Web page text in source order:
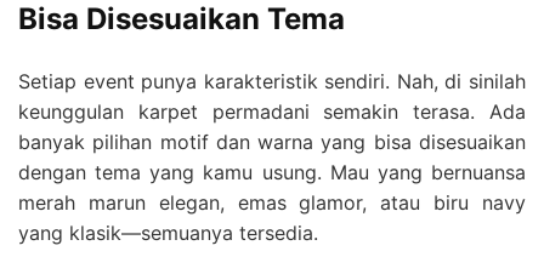
Bisa Disesuaikan Tema
Setiap event punya karakteristik sendiri. Nah, di sinilah
keunggulan karpet permadani semakin terasa. Ada
banyak pilihan motif dan warna yang bisa disesuaikan
dengan tema yang kamu usung. Mau yang bernuansa
merah marun elegan, emas glamor, atau biru navy
yang klasik—semuanya tersedia.